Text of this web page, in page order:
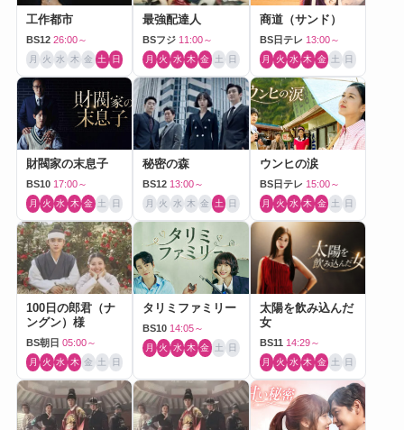
工作都市
BS12 26:00～
月 火 水 木 金 土 日
最強配達人
BSフジ 11:00～
月 火 水 木 金 土 日
商道（サンド）
BS日テレ 13:00～
月 火 水 木 金 土 日
財閥家の末息子
BS10 17:00～
月 火 水 木 金 土 日
秘密の森
BS12 13:00～
月 火 水 木 金 土 日
ウンヒの涙
BS日テレ 15:00～
月 火 水 木 金 土 日
100日の郎君（ナ
ングン）様
BS朝日 05:00～
月 火 水 木 金 土 日
タリミファミリー
BS10 14:05～
月 火 水 木 金 土 日
太陽を飲み込んだ
女
BS11 14:29～
月 火 水 木 金 土 日